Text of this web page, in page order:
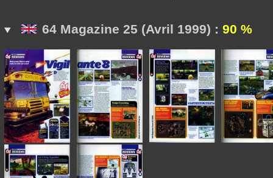
64 Magazine 25 (Avril 1999) : 90 %